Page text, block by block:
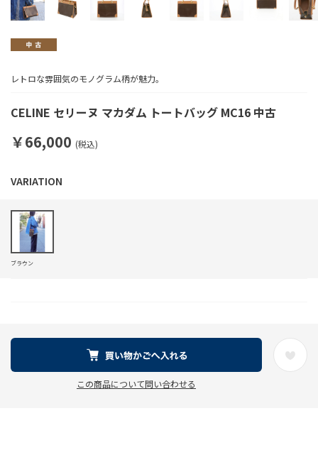
CELINE セリーヌ マカダム トートバッグ MC16 中古
レトロな雰囲気のモノグラム柄が魅力。
￥66,000 (税込)
ブラウン
この商品について問い合わせる